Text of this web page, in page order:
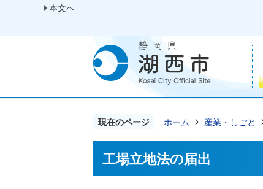
本文へ
現在のページ ホーム 産業・しごと
工場立地法の届出